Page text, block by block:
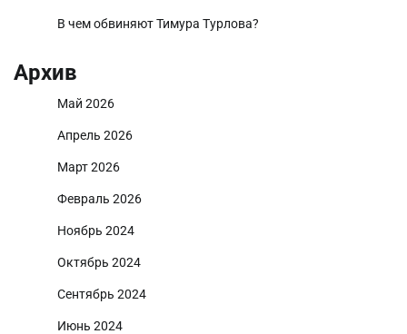
В чем обвиняют Тимура Турлова?
Архив
Май 2026
Апрель 2026
Март 2026
Февраль 2026
Ноябрь 2024
Октябрь 2024
Сентябрь 2024
Июнь 2024